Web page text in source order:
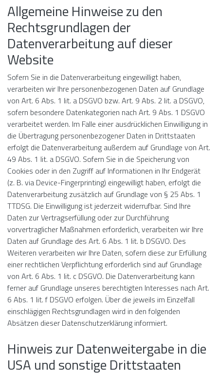
Allgemeine Hinweise zu den
Rechtsgrundlagen der
Datenverarbeitung auf dieser
Website
Sofern Sie in die Datenverarbeitung eingewilligt haben,
verarbeiten wir Ihre personenbezogenen Daten auf Grundlage
von Art. 6 Abs. 1 lit. a DSGVO bzw. Art. 9 Abs. 2 lit. a DSGVO,
sofern besondere Datenkategorien nach Art. 9 Abs. 1 DSGVO
verarbeitet werden. Im Falle einer ausdrücklichen Einwilligung in
die Übertragung personenbezogener Daten in Drittstaaten
erfolgt die Datenverarbeitung außerdem auf Grundlage von Art.
49 Abs. 1 lit. a DSGVO. Sofern Sie in die Speicherung von
Cookies oder in den Zugriff auf Informationen in Ihr Endgerät
(z. B. via Device-Fingerprinting) eingewilligt haben, erfolgt die
Datenverarbeitung zusätzlich auf Grundlage von § 25 Abs. 1
TTDSG. Die Einwilligung ist jederzeit widerrufbar. Sind Ihre
Daten zur Vertragserfüllung oder zur Durchführung
vorvertraglicher Maßnahmen erforderlich, verarbeiten wir Ihre
Daten auf Grundlage des Art. 6 Abs. 1 lit. b DSGVO. Des
Weiteren verarbeiten wir Ihre Daten, sofern diese zur Erfüllung
einer rechtlichen Verpflichtung erforderlich sind auf Grundlage
von Art. 6 Abs. 1 lit. c DSGVO. Die Datenverarbeitung kann
ferner auf Grundlage unseres berechtigten Interesses nach Art.
6 Abs. 1 lit. f DSGVO erfolgen. Über die jeweils im Einzelfall
einschlägigen Rechtsgrundlagen wird in den folgenden
Absätzen dieser Datenschutzerklärung informiert.
Hinweis zur Datenweitergabe in die
USA und sonstige Drittstaaten